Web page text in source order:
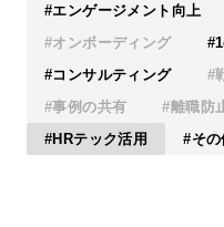
エンゲージメント向上
オンボーディング
コンサルティング
事例の共有
離職防
HRテック活用
そ